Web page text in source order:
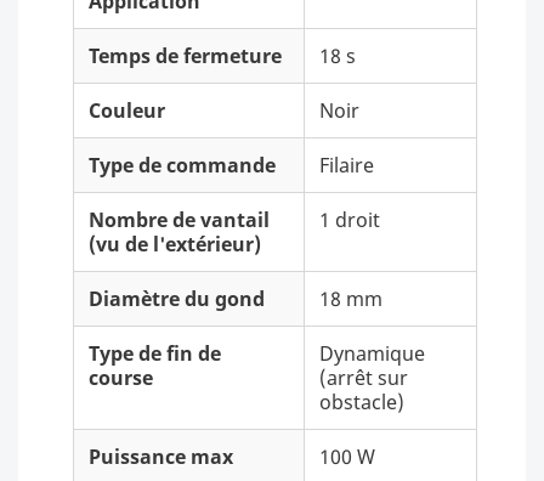
Temps de fermeture 18 s
Couleur Noir
Type de commande Filaire
Nombre de vantail
(vu de l'extérieur)
1 droit
Diamètre du gond 18 mm
Type de fin de
course
Dynamique
(arrêt sur
obstacle)
Puissance max 100 W